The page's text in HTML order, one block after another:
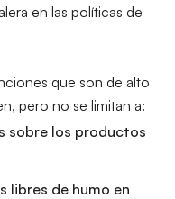
en las políticas de
que son de alto
pero no se limitan a:
sobre los productos
libres de humo en